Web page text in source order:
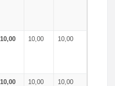
10,00 10,00 10,00
10,00 10,00 10,00